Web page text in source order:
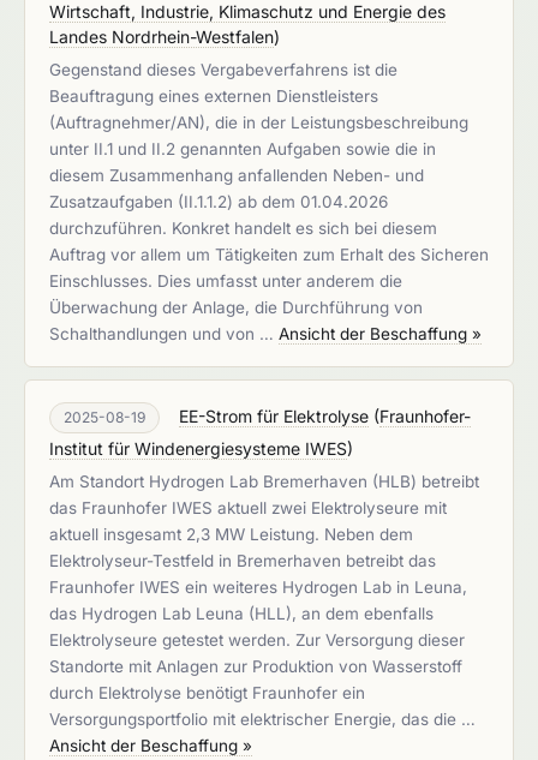
Wirtschaft, Industrie, Klimaschutz und Energie des
Landes Nordrhein-Westfalen)
Gegenstand dieses Vergabeverfahrens ist die
Beauftragung eines externen Dienstleisters
(Auftragnehmer/AN), die in der Leistungsbeschreibung
unter II.1 und II.2 genannten Aufgaben sowie die in
diesem Zusammenhang anfallenden Neben- und
Zusatzaufgaben (II.1.1.2) ab dem 01.04.2026
durchzuführen. Konkret handelt es sich bei diesem
Auftrag vor allem um Tätigkeiten zum Erhalt des Sicheren
Einschlusses. Dies umfasst unter anderem die
Überwachung der Anlage, die Durchführung von
Schalthandlungen und von … Ansicht der Beschaffung »
2025-08-19 EE-Strom für Elektrolyse (Fraunhofer-
Institut für Windenergiesysteme IWES)
Am Standort Hydrogen Lab Bremerhaven (HLB) betreibt
das Fraunhofer IWES aktuell zwei Elektrolyseure mit
aktuell insgesamt 2,3 MW Leistung. Neben dem
Elektrolyseur-Testfeld in Bremerhaven betreibt das
Fraunhofer IWES ein weiteres Hydrogen Lab in Leuna,
das Hydrogen Lab Leuna (HLL), an dem ebenfalls
Elektrolyseure getestet werden. Zur Versorgung dieser
Standorte mit Anlagen zur Produktion von Wasserstoff
durch Elektrolyse benötigt Fraunhofer ein
Versorgungsportfolio mit elektrischer Energie, das die …
Ansicht der Beschaffung »